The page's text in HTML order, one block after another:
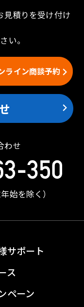
見積りを受け付け
い。
ライン商談予約
わせ
始を除く）
サポート
ス
ペーン